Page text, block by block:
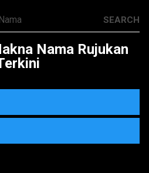
main content
Nama Rujukan